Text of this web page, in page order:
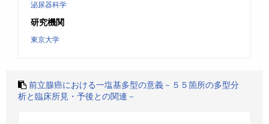
泌尿器科学
研究機関
東京大学
前立腺癌における一塩基多型の意義－５５箇所の多型分
析と臨床所見・予後との関連－